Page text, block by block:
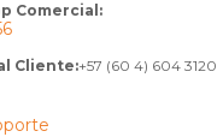
Comercial:
Cliente:+57 (60 4) 604 3120